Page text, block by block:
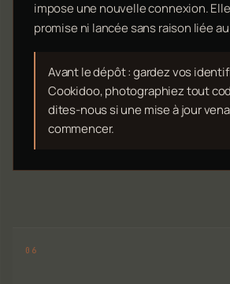
impose une nouvelle connexion.
promise ni lancée sans raison liée
Avant le dépôt : gardez vos
Cookidoo, photographiez tout
dites-nous si une mise à jour
commencer.